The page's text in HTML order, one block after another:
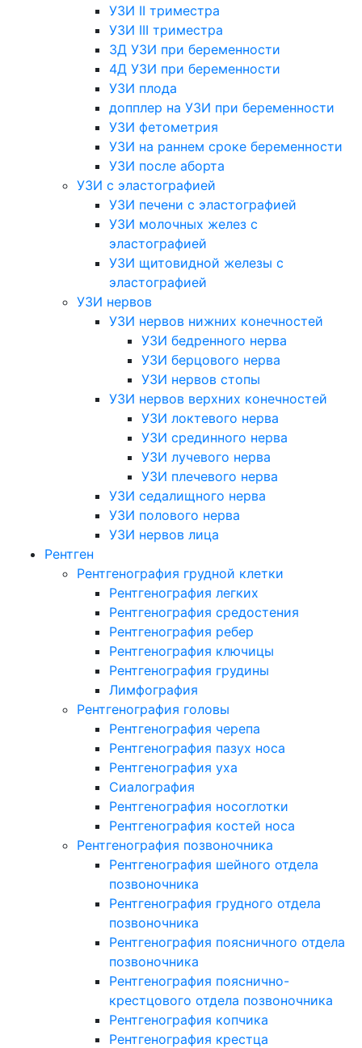
УЗИ II триместра
УЗИ III триместра
3Д УЗИ при беременности
4Д УЗИ при беременности
УЗИ плода
допплер на УЗИ при беременности
УЗИ фетометрия
УЗИ на раннем сроке беременности
УЗИ после аборта
УЗИ с эластографией
УЗИ печени с эластографией
УЗИ молочных желез с
эластографией
УЗИ щитовидной железы с
эластографией
УЗИ нервов
УЗИ нервов нижних конечностей
УЗИ бедренного нерва
УЗИ берцового нерва
УЗИ нервов стопы
УЗИ нервов верхних конечностей
УЗИ локтевого нерва
УЗИ срединного нерва
УЗИ лучевого нерва
УЗИ плечевого нерва
УЗИ седалищного нерва
УЗИ полового нерва
УЗИ нервов лица
Рентген
Рентгенография грудной клетки
Рентгенография легких
Рентгенография средостения
Рентгенография ребер
Рентгенография ключицы
Рентгенография грудины
Лимфография
Рентгенография головы
Рентгенография черепа
Рентгенография пазух носа
Рентгенография уха
Сиалография
Рентгенография носоглотки
Рентгенография костей носа
Рентгенография позвоночника
Рентгенография шейного отдела
позвоночника
Рентгенография грудного отдела
позвоночника
Рентгенография поясничного отдела
позвоночника
Рентгенография пояснично-
крестцового отдела позвоночника
Рентгенография копчика
Рентгенография крестца